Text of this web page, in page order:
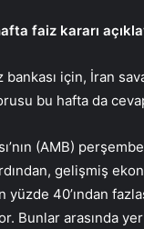
faiz kararı
için, İran
bu hafta da
(AMB)
gelişmiş
40’ından
Bunlar arasında